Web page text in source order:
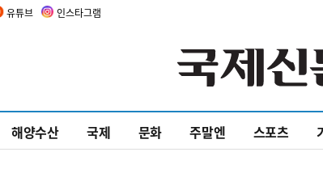
유튜브 인스타그램
해양수산 국제 문화 주말엔 스포츠